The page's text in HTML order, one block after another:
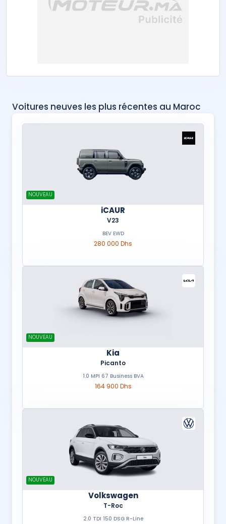
Voitures neuves les plus récentes au Maroc
NOUVEAU
iCAUR
V23
BEV EWD
280 000 Dhs
NOUVEAU
Kia
Picanto
1.0 MPI 67 Business BVA
164 900 Dhs
NOUVEAU
Volkswagen
T-Roc
2.0 TDI 150 DSG R-Line